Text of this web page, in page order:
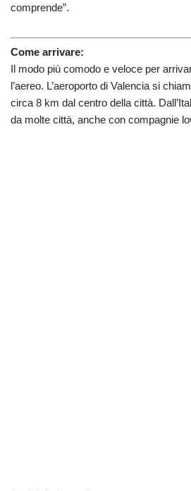
comprende”.
Come arrivare:
Il modo più comodo e veloce per
l’aereo. L’aeroporto di Valencia si
circa 8 km dal centro della città.
da molte città, anche con compagnie